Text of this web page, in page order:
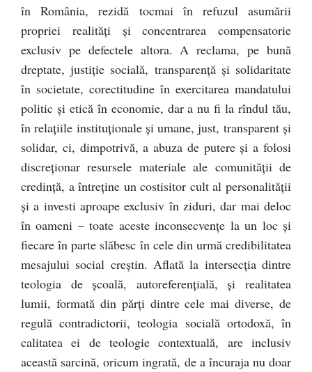
în România, rezidă tocmai în refuzul asumării
propriei realităţi şi concentrarea compensatorie
exclusiv pe defectele altora. A reclama, pe bună
dreptate, justiţie socială, transparenţă şi solidaritate
în societate, corectitudine în exercitarea mandatului
politic şi etică în economie, dar a nu fi la rîndul tău,
în relaţiile instituţionale şi umane, just, transparent şi
solidar, ci, dimpotrivă, a abuza de putere şi a folosi
discreţionar resursele materiale ale comunităţii de
credinţă, a întreţine un costisitor cult al personalităţii
şi a investi aproape exclusiv în ziduri, dar mai deloc
în oameni – toate aceste inconsecvenţe la un loc şi
fiecare în parte slăbesc în cele din urmă credibilitatea
mesajului social creştin. Aflată la intersecţia dintre
teologia de şcoală, autoreferenţială, şi realitatea
lumii, formată din părţi dintre cele mai diverse, de
regulă contradictorii, teologia socială ortodoxă, în
calitatea ei de teologie contextuală, are inclusiv
această sarcină, oricum ingrată, de a încuraja nu doar